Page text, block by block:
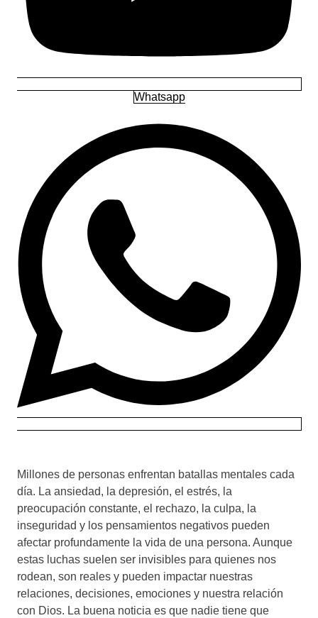
Whatsapp
Millones de personas enfrentan batallas mentales cada
día. La ansiedad, la depresión, el estrés, la
preocupación constante, el rechazo, la culpa, la
inseguridad y los pensamientos negativos pueden
afectar profundamente la vida de una persona. Aunque
estas luchas suelen ser invisibles para quienes nos
rodean, son reales y pueden impactar nuestras
relaciones, decisiones, emociones y nuestra relación
con Dios. La buena noticia es que nadie tiene que